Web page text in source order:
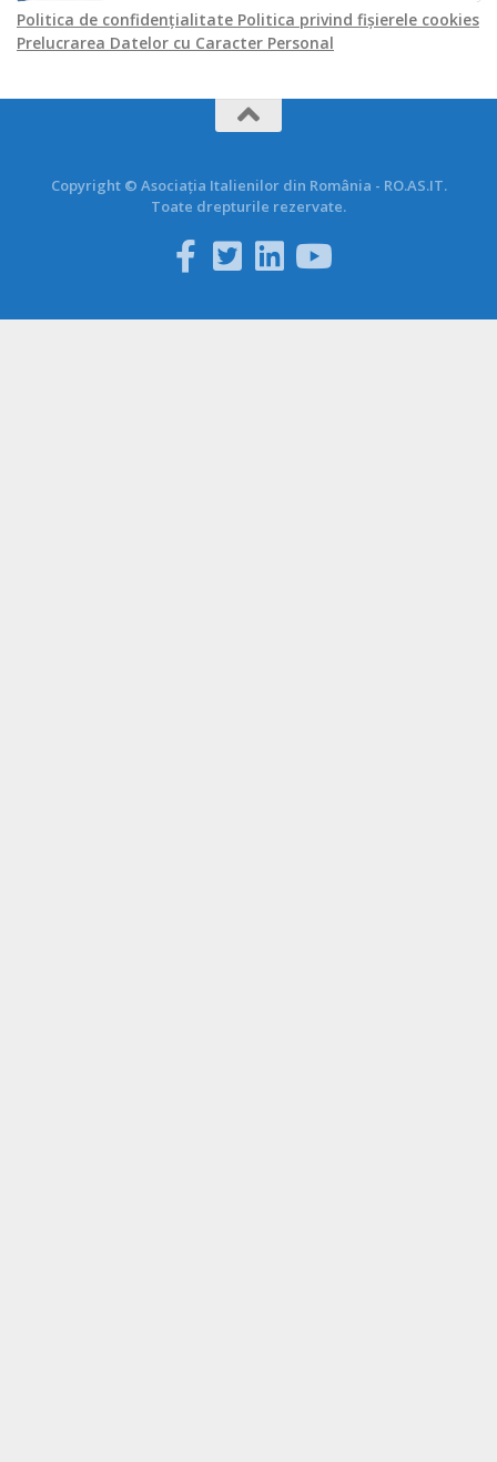
Politica de confidențialitate Politica privind fișierele cookies
Prelucrarea Datelor cu Caracter Personal
Copyright © Asociația Italienilor din România - RO.AS.IT.
Toate drepturile rezervate.